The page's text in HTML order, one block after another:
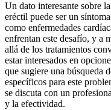
Un dato interesante sobre
eréctil puede ser un
como enfermedades
enfrentan este desafío, y a
allá de los tratamientos
estar interesados en
que sugiere una búsqueda
específicos para este
se discuta con un
y la efectividad.